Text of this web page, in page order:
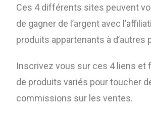
Ces 4 différents sites peuvent
de gagner de l’argent avec
produits appartenants à d’autres
Inscrivez vous sur ces 4 liens et
de produits variés pour toucher
commissions sur les ventes.